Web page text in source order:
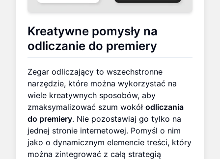
Kreatywne pomysły na
odliczanie do premiery
Zegar odliczający to wszechstronne
narzędzie, które można wykorzystać na
wiele kreatywnych sposobów, aby
zmaksymalizować szum wokół odliczania
do premiery. Nie pozostawiaj go tylko na
jednej stronie internetowej. Pomyśl o nim
jako o dynamicznym elemencie treści, który
można zintegrować z całą strategią